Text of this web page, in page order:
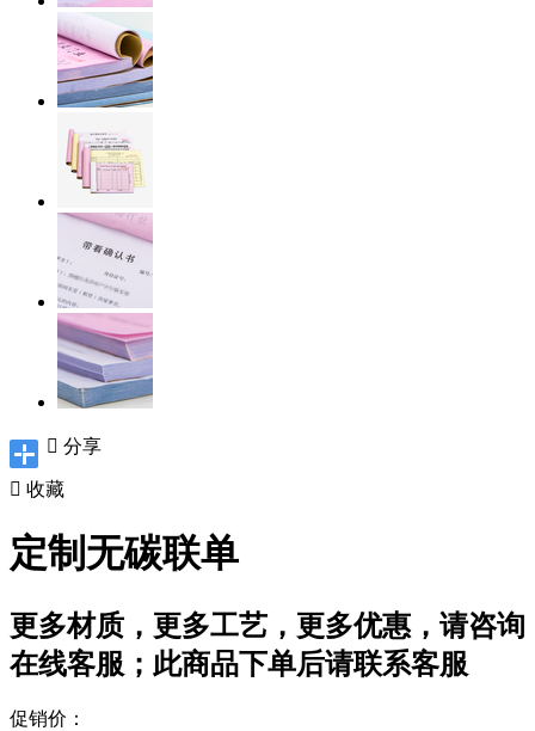
 分享
 收藏
定制无碳联单
更多材质，更多工艺，更多优惠，请咨询
在线客服；此商品下单后请联系客服
促销价：